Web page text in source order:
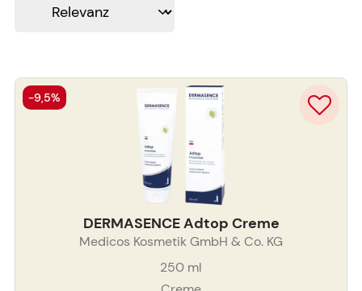
DERMASENCE Adtop Creme
Medicos Kosmetik GmbH & Co. KG
250 ml
-9,5%